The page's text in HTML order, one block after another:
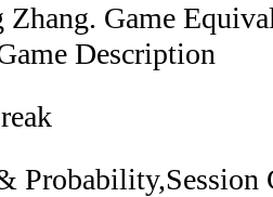
Zhang. Game
Description